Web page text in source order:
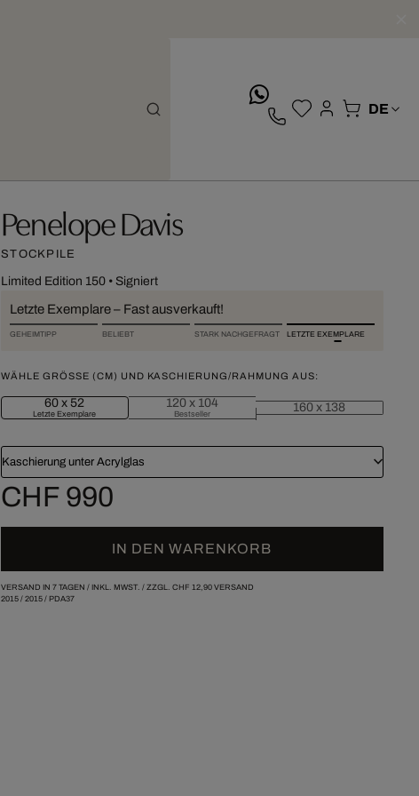
Penelope Davis
STOCKPILE
Limited Edition 150• Signiert
Letzte Exemplare – Fast ausverkauft!
GEHEIMTIPP BELIEBT STARK NACHGEFRAGT LETZTE EXEMPLARE
WÄHLE GRÖSSE (CM) UND KASCHIERUNG/RAHMUNG AUS:
60 x 52
Letzte Exemplare
120 x 104
Bestseller 160 x 138
Kaschierung unter Acrylglas
CHF 990
IN DEN WARENKORB
VERSAND IN 7 TAGEN / INKL. MWST. / ZZGL. CHF 12,90VERSAND
2015/ 2015/ PDA37